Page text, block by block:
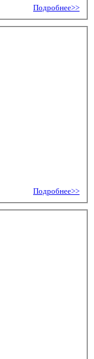
Подробнее>>
Подробнее>>